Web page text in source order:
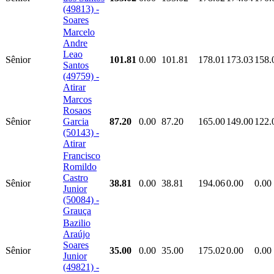
(49813) -
Soares
Sênior
Marcelo
Andre
Leao
Santos
(49759) -
Atirar
101.81 0.00 101.81 178.01 173.03
Sênior
Marcos
Rosaos
Garcia
(50143) -
Atirar
87.20 0.00 87.20 165.00149.00
Sênior
Francisco
Romildo
Castro
Junior
(50084) -
Grauça
38.81 0.00 38.81 194.060.00 0.00
Sênior
Bazilio
Araújo
Soares
Junior
(49821) -
35.00 0.00 35.00 175.020.00 0.00